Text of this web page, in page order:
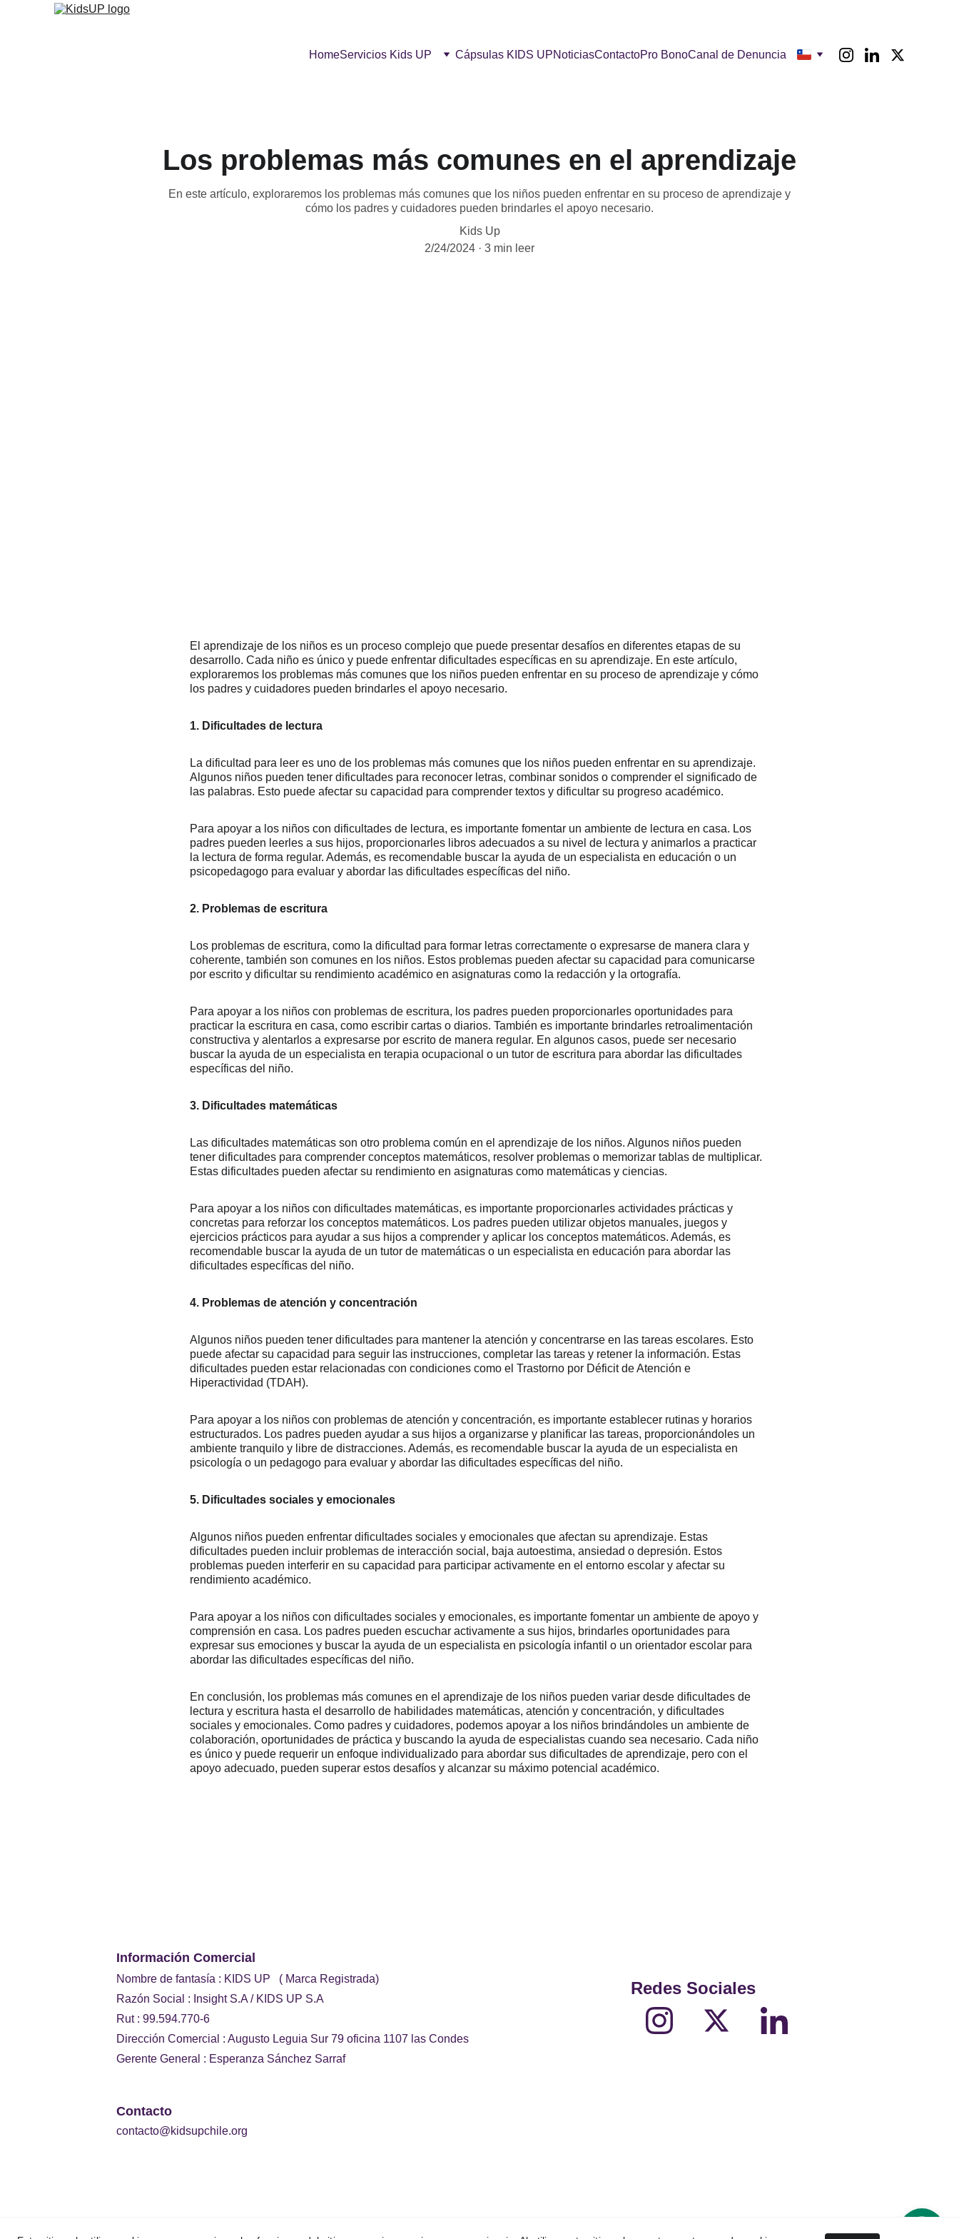
HomeServicios Kids UP Cápsulas KIDS UPNoticiasContactoPro BonoCanal de Denuncia
Los problemas más comunes en el aprendizaje
En este artículo, exploraremos los problemas más comunes que los niños pueden enfrentar en su proceso de aprendizaje y
cómo los padres y cuidadores pueden brindarles el apoyo necesario.
Kids Up
2/24/2024
3 min leer
El aprendizaje de los niños es un proceso complejo que puede presentar desafíos en diferentes etapas de su
desarrollo. Cada niño es único y puede enfrentar dificultades específicas en su aprendizaje. En este artículo,
exploraremos los problemas más comunes que los niños pueden enfrentar en su proceso de aprendizaje y cómo
los padres y cuidadores pueden brindarles el apoyo necesario.
1. Dificultades de lectura
La dificultad para leer es uno de los problemas más comunes que los niños pueden enfrentar en su aprendizaje.
Algunos niños pueden tener dificultades para reconocer letras, combinar sonidos o comprender el significado de
las palabras. Esto puede afectar su capacidad para comprender textos y dificultar su progreso académico.
Para apoyar a los niños con dificultades de lectura, es importante fomentar un ambiente de lectura en casa. Los
padres pueden leerles a sus hijos, proporcionarles libros adecuados a su nivel de lectura y animarlos a practicar
la lectura de forma regular. Además, es recomendable buscar la ayuda de un especialista en educación o un
psicopedagogo para evaluar y abordar las dificultades específicas del niño.
2. Problemas de escritura
Los problemas de escritura, como la dificultad para formar letras correctamente o expresarse de manera clara y
coherente, también son comunes en los niños. Estos problemas pueden afectar su capacidad para comunicarse
por escrito y dificultar su rendimiento académico en asignaturas como la redacción y la ortografía.
Para apoyar a los niños con problemas de escritura, los padres pueden proporcionarles oportunidades para
practicar la escritura en casa, como escribir cartas o diarios. También es importante brindarles retroalimentación
constructiva y alentarlos a expresarse por escrito de manera regular. En algunos casos, puede ser necesario
buscar la ayuda de un especialista en terapia ocupacional o un tutor de escritura para abordar las dificultades
específicas del niño.
3. Dificultades matemáticas
Las dificultades matemáticas son otro problema común en el aprendizaje de los niños. Algunos niños pueden
tener dificultades para comprender conceptos matemáticos, resolver problemas o memorizar tablas de multiplicar.
Estas dificultades pueden afectar su rendimiento en asignaturas como matemáticas y ciencias.
Para apoyar a los niños con dificultades matemáticas, es importante proporcionarles actividades prácticas y
concretas para reforzar los conceptos matemáticos. Los padres pueden utilizar objetos manuales, juegos y
ejercicios prácticos para ayudar a sus hijos a comprender y aplicar los conceptos matemáticos. Además, es
recomendable buscar la ayuda de un tutor de matemáticas o un especialista en educación para abordar las
dificultades específicas del niño.
4. Problemas de atención y concentración
Algunos niños pueden tener dificultades para mantener la atención y concentrarse en las tareas escolares. Esto
puede afectar su capacidad para seguir las instrucciones, completar las tareas y retener la información. Estas
dificultades pueden estar relacionadas con condiciones como el Trastorno por Déficit de Atención e
Hiperactividad (TDAH).
Para apoyar a los niños con problemas de atención y concentración, es importante establecer rutinas y horarios
estructurados. Los padres pueden ayudar a sus hijos a organizarse y planificar las tareas, proporcionándoles un
ambiente tranquilo y libre de distracciones. Además, es recomendable buscar la ayuda de un especialista en
psicología o un pedagogo para evaluar y abordar las dificultades específicas del niño.
5. Dificultades sociales y emocionales
Algunos niños pueden enfrentar dificultades sociales y emocionales que afectan su aprendizaje. Estas
dificultades pueden incluir problemas de interacción social, baja autoestima, ansiedad o depresión. Estos
problemas pueden interferir en su capacidad para participar activamente en el entorno escolar y afectar su
rendimiento académico.
Para apoyar a los niños con dificultades sociales y emocionales, es importante fomentar un ambiente de apoyo y
comprensión en casa. Los padres pueden escuchar activamente a sus hijos, brindarles oportunidades para
expresar sus emociones y buscar la ayuda de un especialista en psicología infantil o un orientador escolar para
abordar las dificultades específicas del niño.
En conclusión, los problemas más comunes en el aprendizaje de los niños pueden variar desde dificultades de
lectura y escritura hasta el desarrollo de habilidades matemáticas, atención y concentración, y dificultades
sociales y emocionales. Como padres y cuidadores, podemos apoyar a los niños brindándoles un ambiente de
colaboración, oportunidades de práctica y buscando la ayuda de especialistas cuando sea necesario. Cada niño
es único y puede requerir un enfoque individualizado para abordar sus dificultades de aprendizaje, pero con el
apoyo adecuado, pueden superar estos desafíos y alcanzar su máximo potencial académico.
Contacto
contacto@kidsupchile.org
Redes Sociales
Información Comercial
Nombre de fantasía : KIDS UP   ( Marca Registrada)
Razón Social : Insight S.A / KIDS UP S.A
Rut : 99.594.770-6
Dirección Comercial : Augusto Leguia Sur 79 oficina 1107 las Condes
Gerente General : Esperanza Sánchez Sarraf